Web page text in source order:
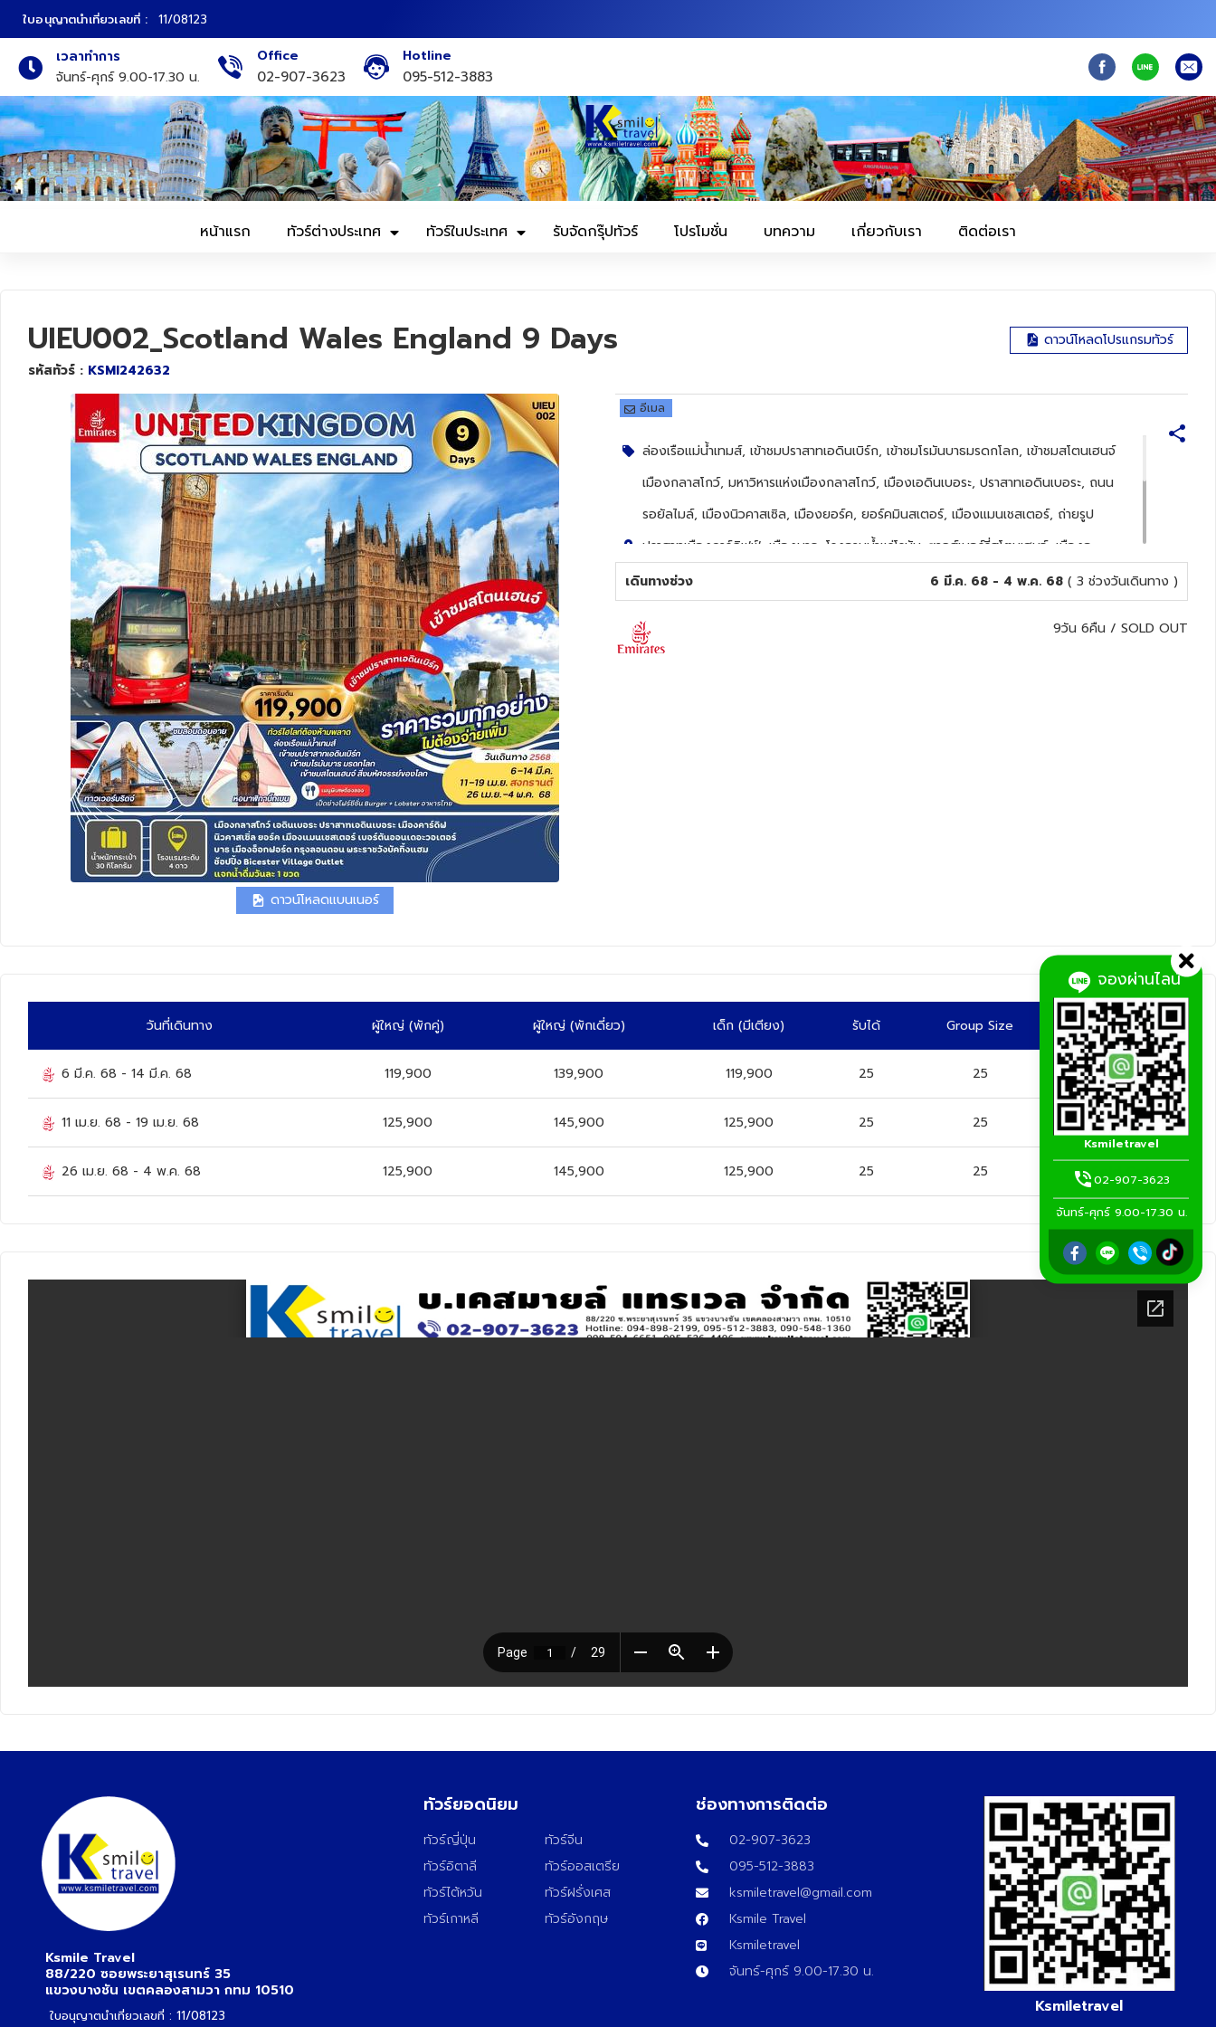
ใบอนุญาตนำเที่ยวเลขที่ : 11/08123
เวลาทำการ
จันทร์-ศุกร์ 9.00-17.30 น.
Office
02-907-3623
Hotline
095-512-3883
หน้าแรก ทัวร์ต่างประเทศ ทัวร์ในประเทศ รับจัดกรุ๊ปทัวร์ โปรโมชั่น บทความ เกี่ยวกับเรา ติดต่อเรา
UIEU002_Scotland Wales England 9 Days
รหัสทัวร์ : KSMI242632
ดาวน์โหลดโปรแกรมทัวร์
ดาวน์โหลดแบนเนอร์
อีเมล
ล่องเรือแม่น้ำเทมส์, เข้าชมปราสาทเอดินเบิร์ก, เข้าชมโรมันบาธมรดกโลก, เข้าชมสโตนเฮนจ์
เมืองกลาสโกว์, มหาวิหารแห่งเมืองกลาสโกว์, เมืองเอดินเบอระ, ปราสาทเอดินเบอระ, ถนน
รอยัลไมล์, เมืองนิวคาสเซิล, เมืองยอร์ค, ยอร์คมินสเตอร์, เมืองแมนเชสเตอร์, ถ่ายรูป
ปราสาทเมืองคาร์ดิฟฟ์, เมืองบาธ, โรงอาบน้ำแร่โรมัน, ซาลส์เบอร์รี่สโตนเฮนจ์, เมืองอ
อกซ์ฟอร์ด, พระราชวังเบลนนิมบิซส์เตอร์เอ้าท์เล็ต วิลเลจ, กรุงลอนดอน, พระราชวังบัคกิ้ง
เป็ดย่างโฟร์ซีซั่น, Burge, Lobster, อาหารไทย
เดินทางช่วง 6 มี.ค. 68 - 4 พ.ค. 68 ( 3 ช่วงวันเดินทาง )
9วัน 6คืน / SOLD OUT
วันที่เดินทาง ผู้ใหญ่ (พักคู่) ผู้ใหญ่ (พักเดี่ยว) เด็ก (มีเตียง) รับได้ Group Size
6 มี.ค. 68 - 14 มี.ค. 68 119,900 139,900 119,900 25 25 Sold Out
11 เม.ย. 68 - 19 เม.ย. 68 125,900 145,900 125,900 25 25 Sold Out
26 เม.ย. 68 - 4 พ.ค. 68 125,900 145,900 125,900 25 25 Sold Out
จองผ่านไลน์
Ksmiletravel
02-907-3623
จันทร์-ศุกร์ 9.00-17.30 น.
Ksmile Travel
88/220 ซอยพระยาสุเรนทร์ 35
แขวงบางชัน เขตคลองสามวา กทม 10510
ใบอนุญาตนำเที่ยวเลขที่ : 11/08123
ทัวร์ยอดนิยม
ทัวร์ญี่ปุ่น
ทัวร์อิตาลี
ทัวร์ไต้หวัน
ทัวร์เกาหลี
ทัวร์จีน
ทัวร์ออสเตรีย
ทัวร์ฝรั่งเศส
ทัวร์อังกฤษ
ช่องทางการติดต่อ
02-907-3623
095-512-3883
ksmiletravel@gmail.com
Ksmile Travel
Ksmiletravel
จันทร์-ศุกร์ 9.00-17.30 น.
Ksmiletravel
ทัวร์ญี่ปุ่น
ทัวร์เกาหลี
ทัวร์ยุโรป
ทัวร์สแกนดิเนเวีย
ทัวร์สิงคโปร์
ทัวร์ตุรเคีย
ทัวร์สวิตเซอร์แลนด์
ทัวร์ลาว
ทัวร์มัลดีฟส์
ทัวร์เวียดนาม
ทัวร์อียิปต์
ทัวร์จอร์เจีย
ทัวร์อินเดีย
ทัวร์บาหลี
ทัวร์นิวซีแลนด์
ภาคเหนือ
ภาคกลาง
ภาคอีสาน
ภาคตะวันตก